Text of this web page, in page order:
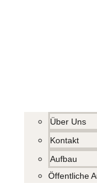
Über Uns
Kontakt
Aufbau
Öffentliche